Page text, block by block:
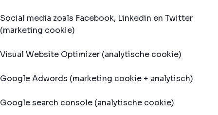
Social media zoals Facebook, Linkedin en Twitter
(marketing cookie)
Visual Website Optimizer (analytische cookie)
Google Adwords (marketing cookie + analytisch)
Google search console (analytische cookie)